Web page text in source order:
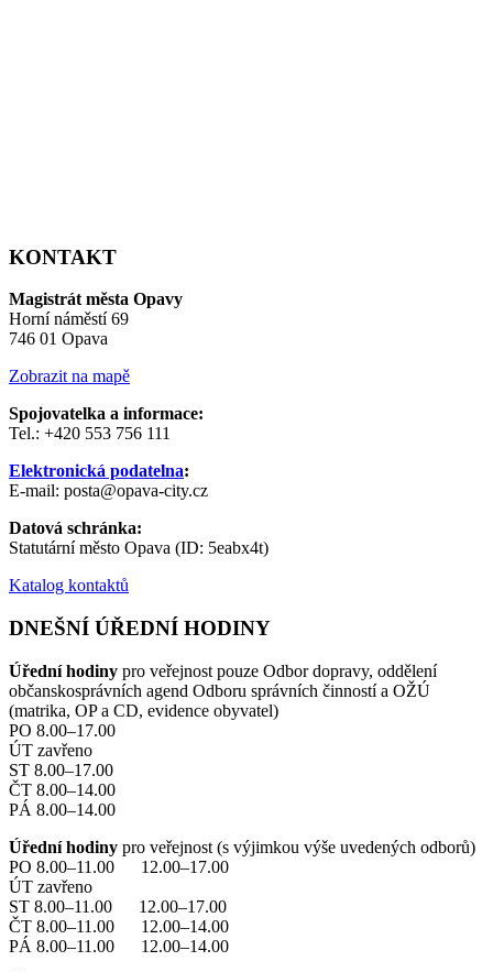
KONTAKT
Magistrát města Opavy
Horní náměstí 69
746 01 Opava
Zobrazit na mapě
Spojovatelka a informace:
Tel.: +420 553 756 111
Elektronická podatelna:
E-mail: posta@opava-city.cz
Datová schránka:
Statutární město Opava (ID: 5eabx4t)
Katalog kontaktů
DNEŠNÍ ÚŘEDNÍ HODINY
Úřední hodiny pro veřejnost pouze Odbor dopravy, oddělení
občanskosprávních agend Odboru správních činností a OŽÚ
(matrika, OP a CD, evidence obyvatel)
PO 8.00–17.00
ÚT zavřeno
ST 8.00–17.00
ČT 8.00–14.00
PÁ 8.00–14.00
Úřední hodiny pro veřejnost (s výjimkou výše uvedených odborů)
PO 8.00–11.00 12.00–17.00
ÚT zavřeno
ST 8.00–11.00 12.00–17.00
ČT 8.00–11.00 12.00–14.00
PÁ 8.00–11.00 12.00–14.00